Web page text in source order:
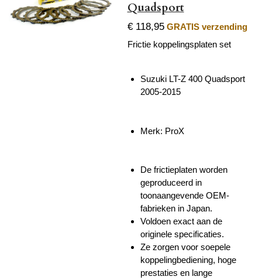
Quadsport
€ 118,95 GRATIS verzending
Frictie koppelingsplaten set
Suzuki LT-Z 400 Quadsport
2005-2015
Merk: ProX
De frictieplaten worden
geproduceerd in
toonaangevende OEM-
fabrieken in Japan.
Voldoen exact aan de
originele specificaties.
Ze zorgen voor soepele
koppelingbediening, hoge
prestaties en lange